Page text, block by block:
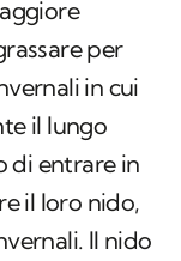
per
in cui
il lungo
di entrare in
il loro nido,
Il nido